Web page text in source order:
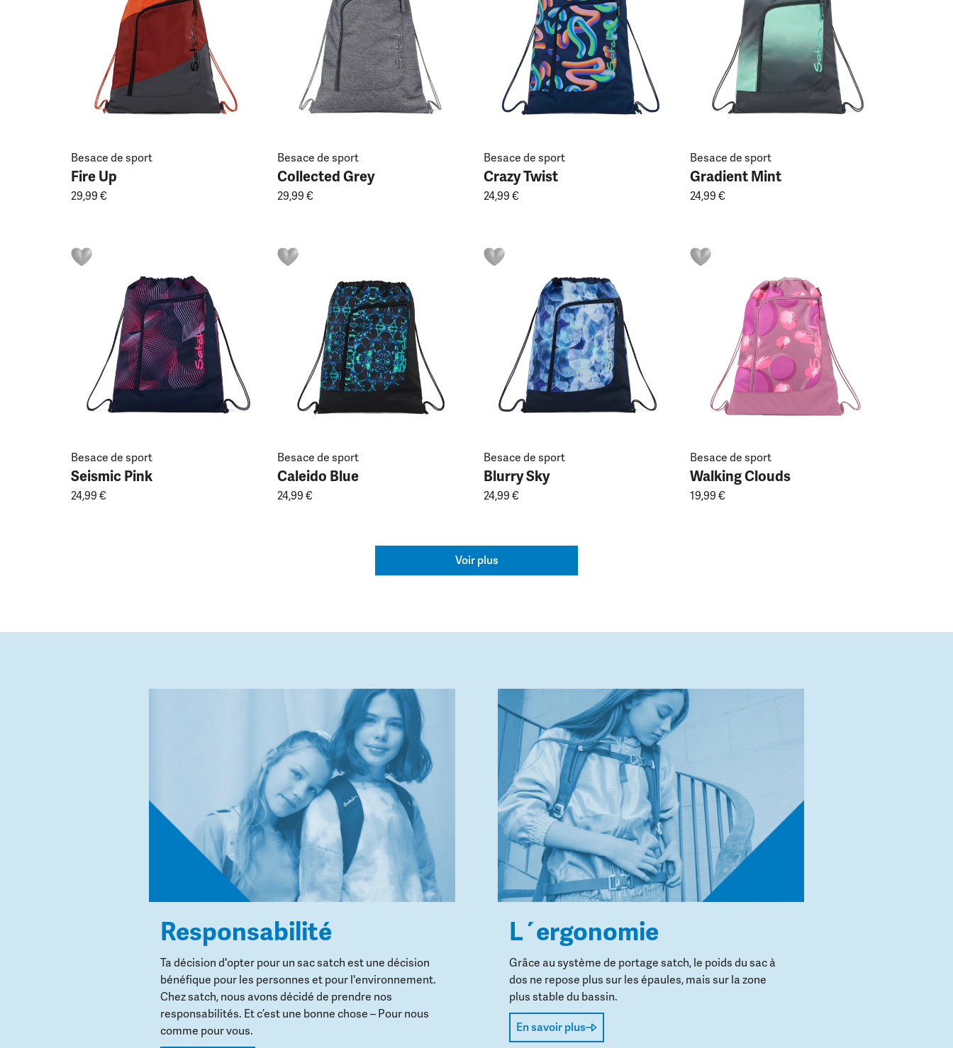
Besace de sport
Fire Up
29,99 €
Besace de sport
Collected Grey
29,99 €
Besace de sport
Crazy Twist
24,99 €
Besace de sport
Gradient Mint
24,99 €
Besace de sport
Seismic Pink
24,99 €
Besace de sport
Caleido Blue
24,99 €
Besace de sport
Blurry Sky
24,99 €
Besace de sport
Walking Clouds
19,99 €
Voir plus
Responsabilité
Ta décision d'opter pour un sac satch est une décision
bénéfique pour les personnes et pour l'environnement.
Chez satch, nous avons décidé de prendre nos
responsabilités. Et c’est une bonne chose – Pour nous
comme pour vous.
L´ergonomie
Grâce au système de portage satch, le poids du sac à
dos ne repose plus sur les épaules, mais sur la zone
plus stable du bassin.
En savoir plus